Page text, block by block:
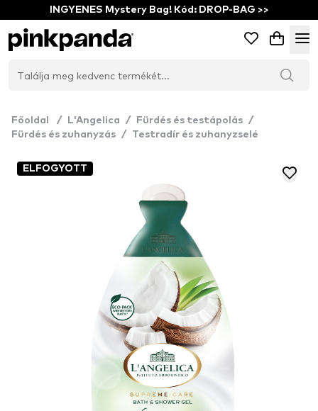
INGYENES Mystery Bag! Kód: DROP-BAG >>
Főoldal / L'Angelica / Fürdés és testápolás /
Fürdés és zuhanyzás / Testradír és zuhanyzselé
ELFOGYOTT